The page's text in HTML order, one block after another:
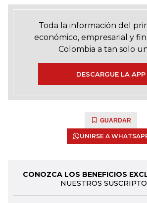
Toda la información del
económico, empresarial y
Colombia a tan solo
DESCARGUE LA APP
GUARDAR
UNIRSE A
CONOZCA LOS BENEFICIOS
NUESTROS